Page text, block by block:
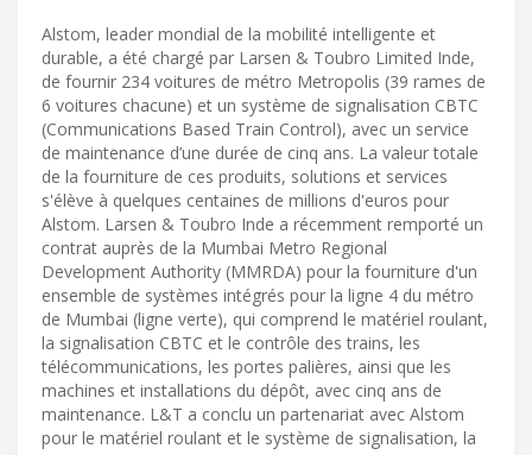
Alstom, leader mondial de la mobilité intelligente et
durable, a été chargé par Larsen & Toubro Limited Inde,
de fournir 234 voitures de métro Metropolis (39 rames de
6 voitures chacune) et un système de signalisation CBTC
(Communications Based Train Control), avec un service
de maintenance d’une durée de cinq ans. La valeur totale
de la fourniture de ces produits, solutions et services
s'élève à quelques centaines de millions d'euros pour
Alstom. Larsen & Toubro Inde a récemment remporté un
contrat auprès de la Mumbai Metro Regional
Development Authority (MMRDA) pour la fourniture d'un
ensemble de systèmes intégrés pour la ligne 4 du métro
de Mumbai (ligne verte), qui comprend le matériel roulant,
la signalisation CBTC et le contrôle des trains, les
télécommunications, les portes palières, ainsi que les
machines et installations du dépôt, avec cinq ans de
maintenance. L&T a conclu un partenariat avec Alstom
pour le matériel roulant et le système de signalisation, la